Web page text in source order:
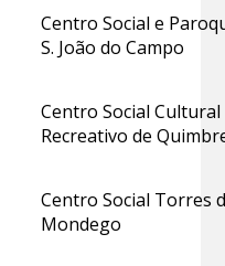
Centro Social e
S. João do Campo
Centro Social Cultural
Recreativo de
Centro Social Torres
Mondego